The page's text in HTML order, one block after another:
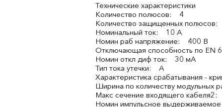
Технические характеристики
Количество полюсов: 4
Количество защищенных
Номинальный ток: 10 А
Номин раб напряжение: 400 В
Отключающая способность по
Номин откл диф ток: 30 мА
Тип тока утечки: A
Характеристика срабатывания -
Ширина по количеству модульных
Макс сечение входящего
Номин импульсное